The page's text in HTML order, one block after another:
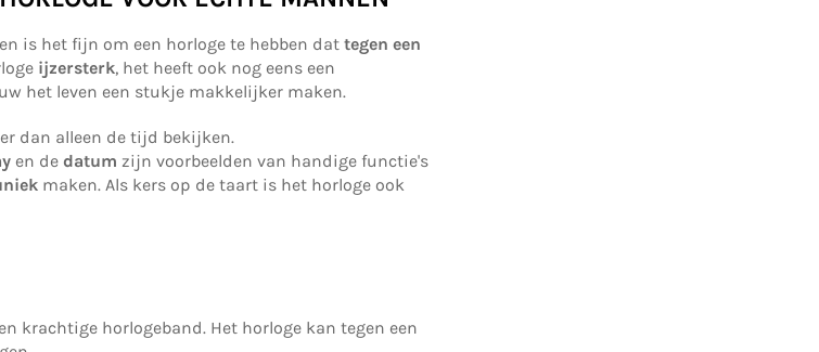
is het fijn om een horloge te hebben dat tegen een
ijzersterk, het heeft ook nog eens een
het leven een stukje makkelijker maken.
dan alleen de tijd bekijken.
en de datum zijn voorbeelden van handige functie's
maken. Als kers op de taart is het horloge ook
krachtige horlogeband. Het horloge kan tegen een